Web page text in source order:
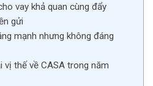
vay khả quan cùng đẩy
gửi
mạnh nhưng không đáng
vị thế về CASA trong năm